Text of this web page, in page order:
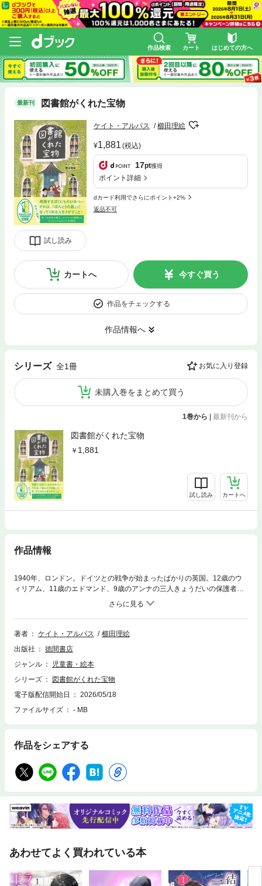
作品検索 カート はじめての方へ
最新刊 図書館がくれた宝物
試し読み
ケイト・アルバス 櫛田理絵
1,881 (税込)
17pt獲得
ポイント詳細
dカード利用でさらにポイント+2%
返品不可
カートへ 今すぐ買う
作品をチェックする
作品情報へ
シリーズ 全1冊 お気に入り登録
未購入巻をまとめて買う
1巻から | 最新刊から
図書館がくれた宝物
1,881
試し読み カートへ
作品情報
1940年、ロンドン。ドイツとの戦争が始まったばかりの英国。12歳のウ
ィリアム、11歳のエドマンド、9歳のアンナの三人きょうだいの保護者が
わりだった祖母がなくなった。三人の両親は幼いころ亡くなっている。遺
産がのこされたが、未成年の三人は、後見人がいないと遺産にも手をつけ
られない。そこで、弁護士のエンガーソルさんが、集団学童疎開に三人も
参加することを提案した。空襲の恐れのあるロンドンにいるよりは安全だ
れない…。疎開先では辛いことも多い。厳しい疎開生活のなか、3人の救
いとなったのは、村の図書館だった。ロンドンから疎開した本の好きな3
を収録。
著者 ケイト・アルバス
櫛田理絵
出版社
徳間書店
ジャンル
児童書・絵本
シリーズ
図書館がくれた宝物
電子版配信開始日
2026/05/18
ファイルサイズ
- MB
作品をシェアする
あわせてよく買われている本